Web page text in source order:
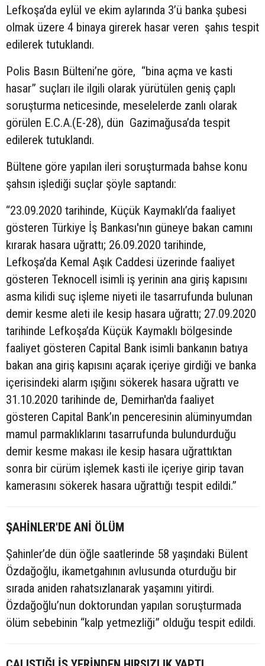
Lefkoşa’da eylül ve ekim aylarında 3’ü banka şubesi
olmak üzere 4 binaya girerek hasar veren şahıs tespit
edilerek tutuklandı.
Polis Basın Bülteni’ne göre, “bina açma ve kasti
hasar” suçları ile ilgili olarak yürütülen geniş çaplı
soruşturma neticesinde, meselelerde zanlı olarak
görülen E.C.A.(E-28), dün Gazimağusa’da tespit
edilerek tutuklandı.
Bültene göre yapılan ileri soruşturmada bahse konu
şahsın işlediği suçlar şöyle saptandı:
“23.09.2020 tarihinde, Küçük Kaymaklı’da faaliyet
gösteren Türkiye İş Bankası'nın güneye bakan camını
kırarak hasara uğrattı; 26.09.2020 tarihinde,
Lefkoşa’da Kemal Aşık Caddesi üzerinde faaliyet
gösteren Teknocell isimli iş yerinin ana giriş kapısını
asma kilidi suç işleme niyeti ile tasarrufunda bulunan
demir kesme aleti ile kesip hasara uğrattı; 27.09.2020
tarihinde Lefkoşa’da Küçük Kaymaklı bölgesinde
faaliyet gösteren Capital Bank isimli bankanın batıya
bakan ana giriş kapısını açarak içeriye girdiği ve banka
içerisindeki alarm ışığını sökerek hasara uğrattı ve
31.10.2020 tarihinde de, Demirhan'da faaliyet
gösteren Capital Bank’ın penceresinin alüminyumdan
mamul parmaklıklarını tasarrufunda bulundurduğu
demir kesme makası ile kesip hasara uğrattıktan
sonra bir cürüm işlemek kasti ile içeriye girip tavan
kamerasını sökerek hasara uğrattığı tespit edildi.”
ŞAHİNLER'DE ANİ ÖLÜM
Şahinler’de dün öğle saatlerinde 58 yaşındaki Bülent
Özdağoğlu, ikametgahının avlusunda oturduğu bir
sırada aniden rahatsızlanarak yaşamını yitirdi.
Özdağoğlu’nun doktorundan yapılan soruşturmada
ölüm sebebinin “kalp yetmezliği” olduğu tespit edildi.